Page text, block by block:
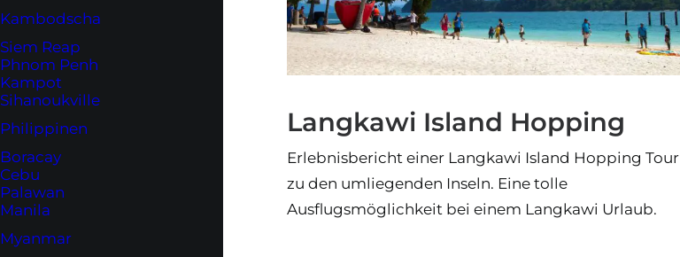
Kambodscha
Siem Reap
Phnom Penh
Kampot
Sihanoukville
Philippinen
Boracay
Cebu
Palawan
Manila
Myanmar
Langkawi Island Hopping
Erlebnisbericht einer Langkawi Island Hopping Tour
zu den umliegenden Inseln. Eine tolle
Ausflugsmöglichkeit bei einem Langkawi Urlaub.